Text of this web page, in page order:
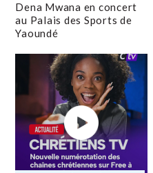
Dena Mwana en concert
au Palais des Sports de
Yaoundé